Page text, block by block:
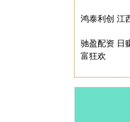
鸿泰利创 江
驰盈配资 日
富狂欢